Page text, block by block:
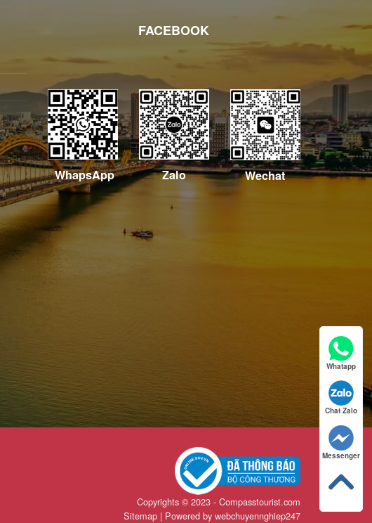
FACEBOOK
WhapsApp Zalo Wechat
Copyrights © 2023 - Compasstourist.com
Sitemap | Powered by webchuyennghiep247
Whatapp
Chat Zalo
Messenger